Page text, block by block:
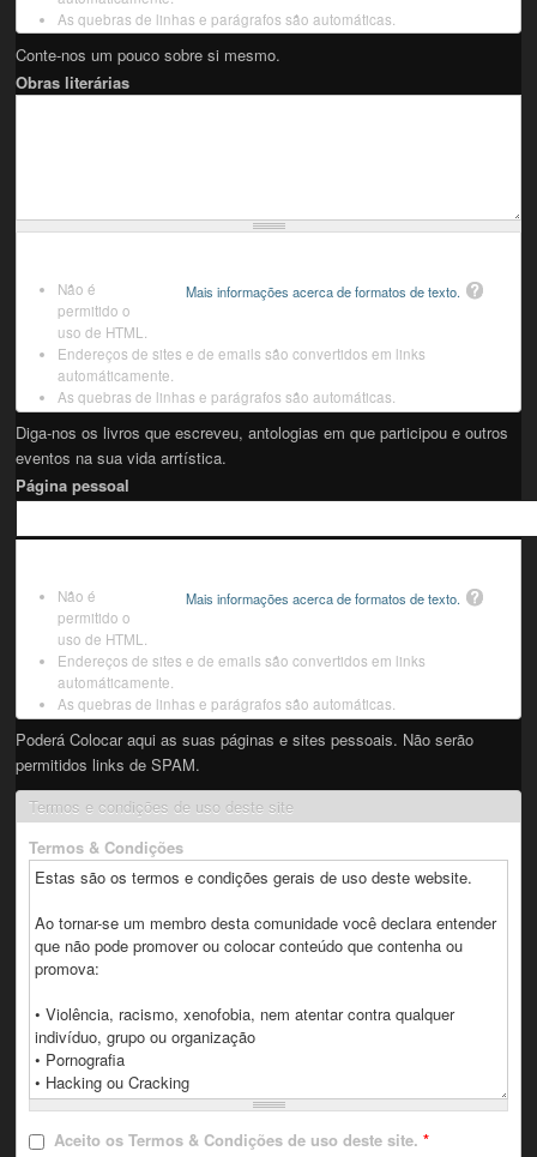
As quebras de linhas e parágrafos são automáticas.
Conte-nos um pouco sobre si mesmo.
Obras literárias
Mais informações acerca de formatos de texto.
Não é
permitido o
uso de HTML.
Endereços de sites e de emails são convertidos em links
automáticamente.
As quebras de linhas e parágrafos são automáticas.
Diga-nos os livros que escreveu, antologias em que participou e outros
eventos na sua vida arrtística.
Página pessoal
Mais informações acerca de formatos de texto.
Não é
permitido o
uso de HTML.
Endereços de sites e de emails são convertidos em links
automáticamente.
As quebras de linhas e parágrafos são automáticas.
Poderá Colocar aqui as suas páginas e sites pessoais. Não serão
permitidos links de SPAM.
Termos e condições de uso deste site
Termos & Condições
Aceito os Termos & Condições de uso deste site.*